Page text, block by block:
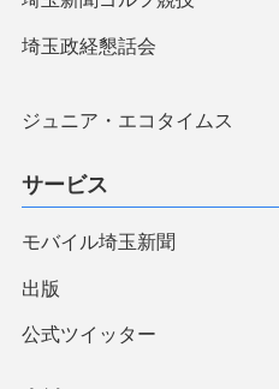
埼玉政経懇話会
ジュニア・エコタイムス
サービス
モバイル埼玉新聞
出版
公式ツイッター